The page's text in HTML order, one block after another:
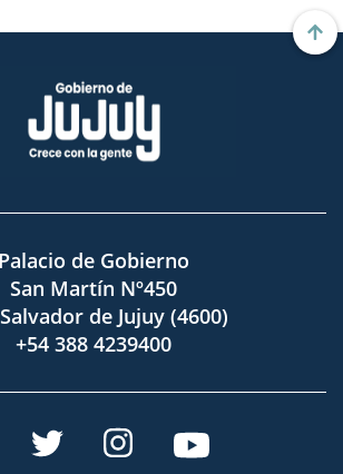
Palacio de Gobierno
San Martín Nº450
de Jujuy (4600)
+54 388 4239400